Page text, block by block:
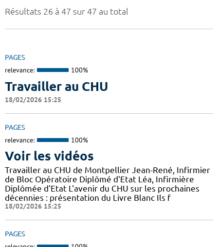
Résultats 26 à 47 sur 47 au total
PAGES
relevance: 100%
Travailler au CHU
18/02/2026 15:25
PAGES
relevance: 100%
Voir les vidéos
Travailler au CHU de Montpellier Jean-René, Infirmier
de Bloc Opératoire Diplômé d'Etat Léa, Infirmière
Diplômée d'Etat L'avenir du CHU sur les prochaines
décennies : présentation du Livre Blanc Ils f
18/02/2026 15:25
PAGES